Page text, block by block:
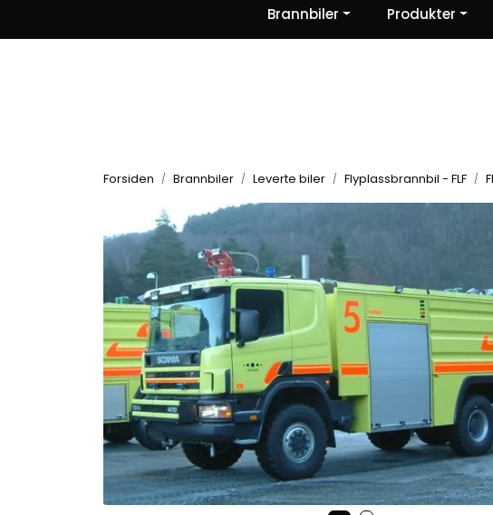
Om oss | Kontakt Oss | Ris og ros
Brannbiler Produkter
Forsiden Brannbiler Leverte biler Flyplassbrannbil - FLF